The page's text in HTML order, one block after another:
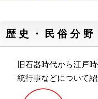
歴史・民俗分野
旧石器時代から江戸
統行事などについて紹